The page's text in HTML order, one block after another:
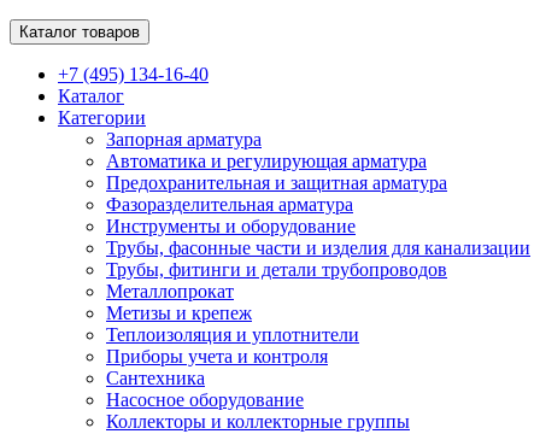
Каталог товаров
+7 (495) 134-16-40
Каталог
Категории
Запорная арматура
Автоматика и регулирующая арматура
Предохранительная и защитная арматура
Фазоразделительная арматура
Инструменты и оборудование
Трубы, фасонные части и изделия для канализации
Трубы, фитинги и детали трубопроводов
Металлопрокат
Метизы и крепеж
Теплоизоляция и уплотнители
Приборы учета и контроля
Сантехника
Насосное оборудование
Коллекторы и коллекторные группы